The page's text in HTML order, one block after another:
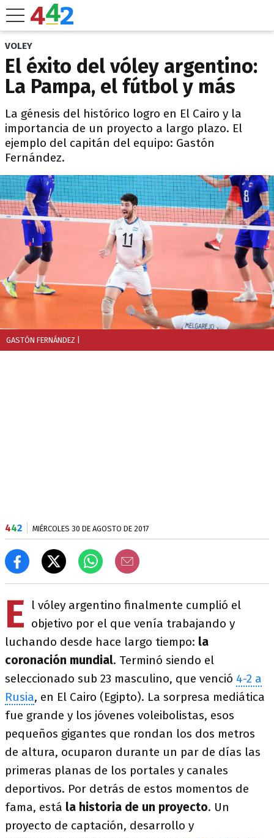
VOLEY
El éxito del vóley argentino:
La Pampa, el fútbol y más
La génesis del histórico logro en El Cairo y la
importancia de un proyecto a largo plazo. El
ejemplo del capitán del equipo: Gastón
Fernández.
GASTÓN FERNÁNDEZ
442 MIÉRCOLES 30 DE AGOSTO DE 2017
E
l vóley argentino finalmente cumplió el
objetivo por el que venía trabajando y
luchando desde hace largo tiempo: la
coronación mundial. Terminó siendo el
seleccionado sub 23 masculino, que venció 4-2 a
Rusia, en El Cairo (Egipto). La sorpresa mediática
fue grande y los jóvenes voleibolistas, esos
pequeños gigantes que rondan los dos metros
de altura, ocuparon durante un par de días las
primeras planas de los portales y canales
deportivos. Por detrás de estos momentos de
fama, está la historia de un proyecto. Un
proyecto de captación, desarrollo y